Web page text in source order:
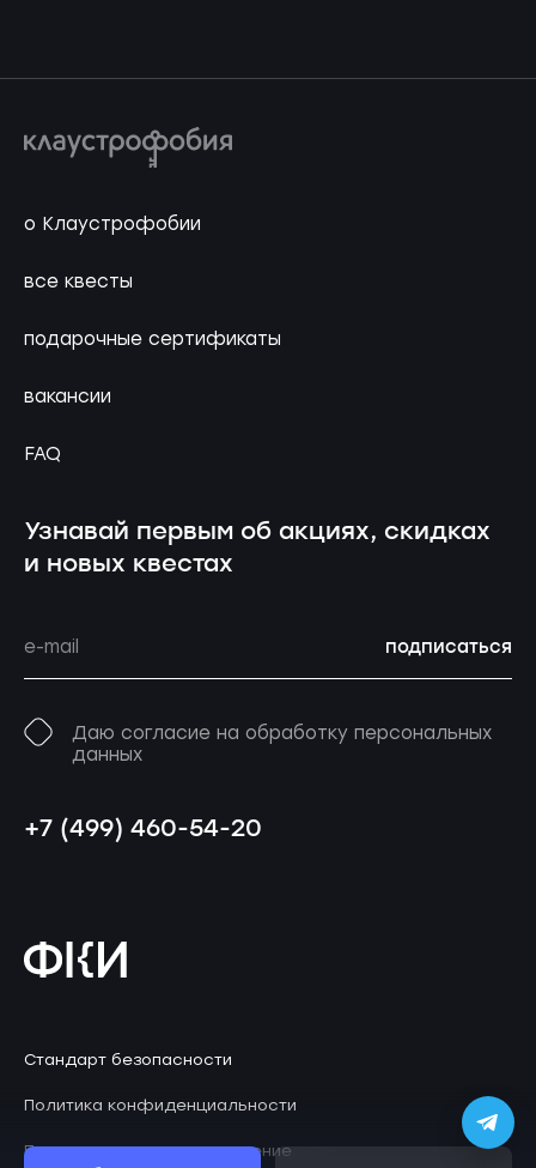
о Клаустрофобии
все квесты
подарочные сертификаты
вакансии
FAQ
Узнавай первым об акциях, скидках
и новых квестах
подписаться
Даю согласие на обработку персональных
данных
+7 (499) 460-54-20
Стандарт безопасности
Политика конфиденциальности
Пользовательское соглашение